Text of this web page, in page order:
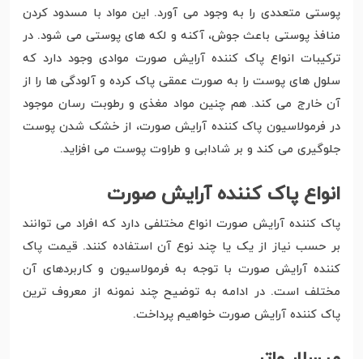
پوستی متعددی را به وجود می آورد. این مواد با مسدود کردن
منافذ پوستی باعث جوش، آکنه و لکه های پوستی می شود. در
ترکیبات انواع پاک کننده آرایش صورت موادی وجود دارد که
سلول های پوست را به صورت عمقی پاک کرده و آلودگی ها را از
آن خارج می کند. هم چنین مواد مغذی و رطوبت رسان موجود
در فرمولاسیون پاک کننده آرایش صورت، از خشک شدن پوست
جلوگیری می کند و بر شادابی و طراوت پوست می افزاید.
انواع پاک کننده آرایش صورت
پاک کننده آرایش صورت انواع مختلفی دارد که افراد می توانند
بر حسب نیاز از یک یا چند نوع آن استفاده کنند. قیمت پاک
کننده آرایش صورت با توجه به فرمولاسیون و کاربردهای آن
مختلف است. در ادامه به توضیح چند نمونه از معروف ترین
پاک کننده آرایش صورت خواهیم پرداخت.